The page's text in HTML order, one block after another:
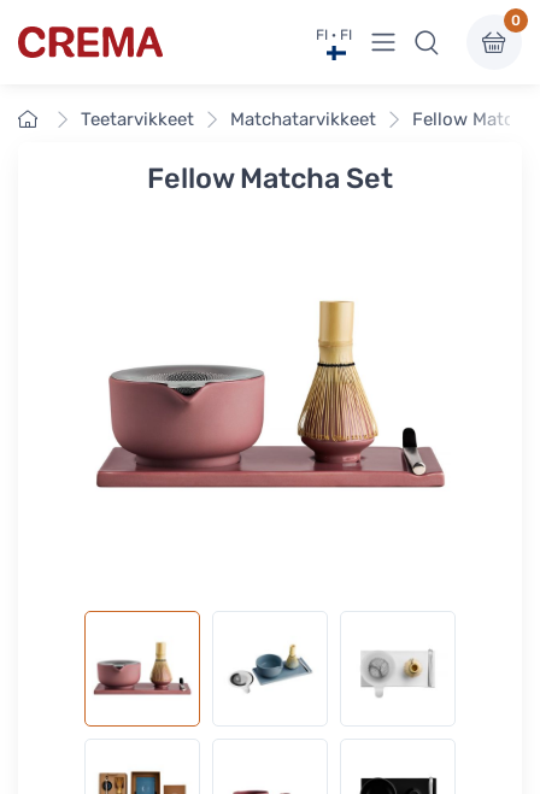
Crema FI · FI Näytä valikko
0
EtusivuTeetarvikkeet Matchatarvikkeet Fellow Matcha
Fellow Matcha Set